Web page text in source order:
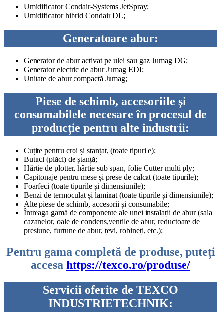
Umidificator Condair-Systems JetSpray;
Umidificator hibrid Condair DL;
Generatoare abur:
Generator de abur activat pe ulei sau gaz Jumag DG;
Generator electric de abur Jumag EDI;
Unitate de abur compactă Jumag;
Piese de schimb, accesoriile și
consumabilele necesare în procesul de
producție pentru alte industrii:
Cuțite pentru croi și stanțat, (toate tipurile);
Butuci (plăci) de ștanță;
Hârtie de plotter, hârtie sub span, folie Cutter multi ply;
Capitonaje pentru mese și prese de calcat (toate tipurile);
Foarfeci (toate tipurile și dimensiunile);
Benzi de termoculat și laminat (toate tipurile și dimensiunile);
Alte piese de schimb, accesorii și consumabile;
Întreaga gamă de componente ale unei instalații de abur (sala
cazanelor, oale de condens,ventile de abur, reductoare de
presiune, furtune de abur, țevi, robineți, etc.);
Pentru gama completă de produse, puteți
accesa https://texco.ro/produse/
Servicii oferite de TEXCO
INDUSTRIETECHNIK: